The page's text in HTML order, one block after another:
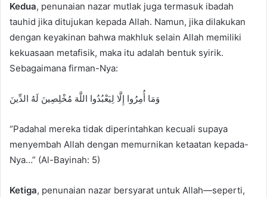
Kedua, penunaian nazar mutlak juga termasuk ibadah
tauhid jika ditujukan kepada Allah. Namun, jika dilakukan
dengan keyakinan bahwa makhluk selain Allah memiliki
kekuasaan metafisik, maka itu adalah bentuk syirik.
Sebagaimana firman-Nya:
وَمَا أُمِرُوا إِلَّا لِيَعْبُدُوا اللَّهَ مُخْلِصِينَ لَهُ الدِّينَ
“Padahal mereka tidak diperintahkan kecuali supaya
menyembah Allah dengan memurnikan ketaatan kepada-
Nya…” (Al-Bayinah: 5)
Ketiga, penunaian nazar bersyarat untuk Allah—seperti,